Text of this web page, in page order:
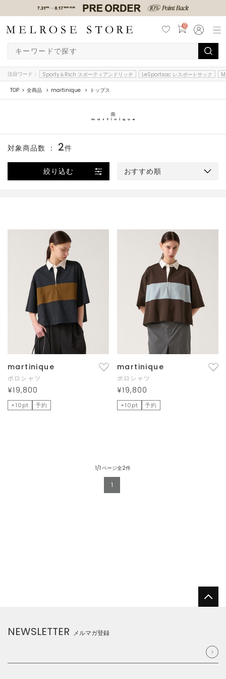
0
注目ワード： Sporty＆Rich スポーティアンドリッチ LeSportsac レスポートサック
TOP 全商品 martinique トップス
絞り込む おすすめ順
対象商品数 ： 2件
martinique
ポロシャツ
¥19,800
×10pt 予約
martinique
ポロシャツ
¥19,800
×10pt 予約
1/1 ページ全2件
1
NEWSLETTER メルマガ登録